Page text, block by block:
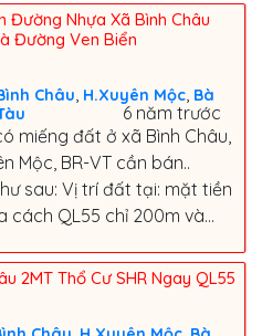
Đường Nhựa Xã Bình Châu
Đường Ven Biển
Châu, H.Xuyên Mộc, Bà
6 năm trước
miếng đất ở xã Bình Châu,
Mộc, BR-VT cần bán..
sau: Vị trí đất tại: mặt tiền
cách QL55 chỉ 200m và...
2MT Thổ Cư SHR Ngay QL55